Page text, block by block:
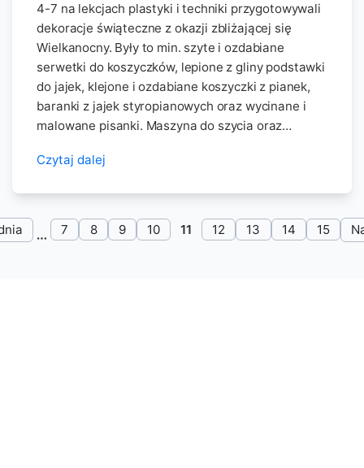
4-7 na lekcjach plastyki i techniki przygotowywali
dekoracje świąteczne z okazji zbliżającej się
Wielkanocny. Były to min. szyte i ozdabiane
serwetki do koszyczków, lepione z gliny podstawki
do jajek, klejone i ozdabiane koszyczki z pianek,
baranki z jajek styropianowych oraz wycinane i
malowane pisanki. Maszyna do szycia oraz…
Czytaj dalej
7 8 9 10 11 12 13 14 15